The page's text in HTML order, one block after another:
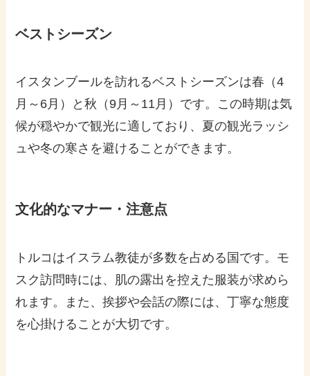
ベストシーズン
イスタンブールを訪れるベストシーズンは春（4
月～6月）と秋（9月～11月）です。この時期は気
候が穏やかで観光に適しており、夏の観光ラッシ
ュや冬の寒さを避けることができます。
文化的なマナー・注意点
トルコはイスラム教徒が多数を占める国です。モ
スク訪問時には、肌の露出を控えた服装が求めら
れます。また、挨拶や会話の際には、丁寧な態度
を心掛けることが大切です。